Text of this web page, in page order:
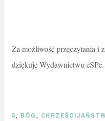
Za możliwość przeczytania i
dziękuję Wydawnictwu eSPe.
5, BÓG ,